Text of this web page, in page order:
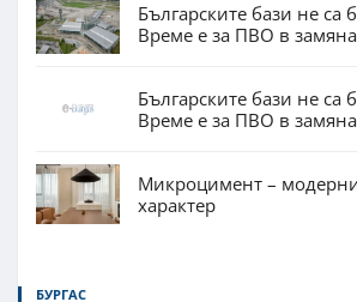
Българските бази не са
Време е за ПВО в замяна
Българските бази не са
Време е за ПВО в замяна
Микроцимент –
характер
БУРГАС